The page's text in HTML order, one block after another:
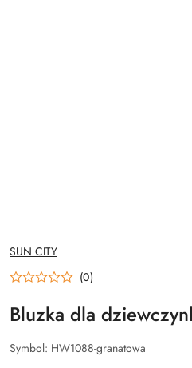
NAZWA
PRODUCENTA:
SUN CITY
(0)
Bluzka dla
Symbol: HW1088-granatowa